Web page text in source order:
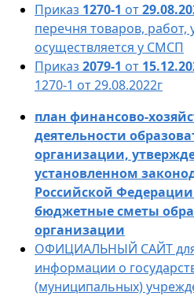
Приказ 1270-1 от
перечня товаров, работ,
осуществляется у СМСП
Приказ 2079-1 от
1270-1 от 29.08.2022г
план финансово-
деятельности
организации,
установленном
Российской
бюджетные сметы
организации
ОФИЦИАЛЬНЫЙ САЙТ
информации о
(муниципальных)